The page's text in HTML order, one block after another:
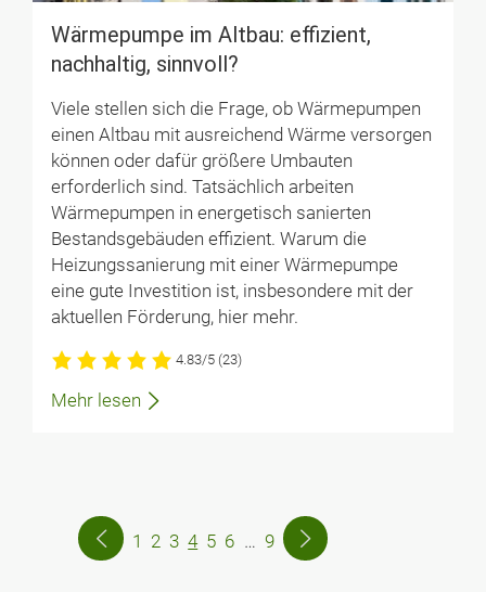
Wärmepumpe im Altbau: effizient,
nachhaltig, sinnvoll?
Viele stellen sich die Frage, ob Wärmepumpen
einen Altbau mit ausreichend Wärme versorgen
können oder dafür größere Umbauten
erforderlich sind. Tatsächlich arbeiten
Wärmepumpen in energetisch sanierten
Bestandsgebäuden effizient. Warum die
Heizungssanierung mit einer Wärmepumpe
eine gute Investition ist, insbesondere mit der
aktuellen Förderung, hier mehr.
4.83/5 (23)
Mehr lesen
1 2 3 4 5 6 … 9